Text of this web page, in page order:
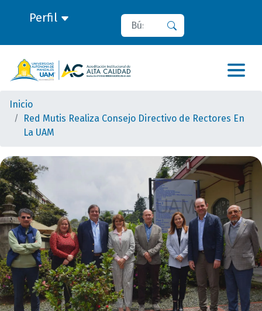
Perfil Buscar
Inicio
Red Mutis Realiza Consejo Directivo de Rectores En
La UAM